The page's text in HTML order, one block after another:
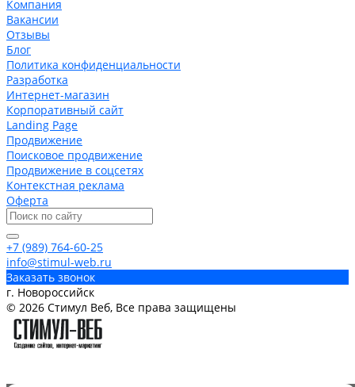
Компания
Вакансии
Отзывы
Блог
Политика конфиденциальности
Разработка
Интернет-магазин
Корпоративный сайт
Landing Page
Продвижение
Поисковое продвижение
Продвижение в соцсетях
Контекстная реклама
Оферта
+7 (989) 764-60-25
info@stimul-web.ru
Заказать звонок
г. Новороссийск
© 2026 Стимул Веб, Все права защищены